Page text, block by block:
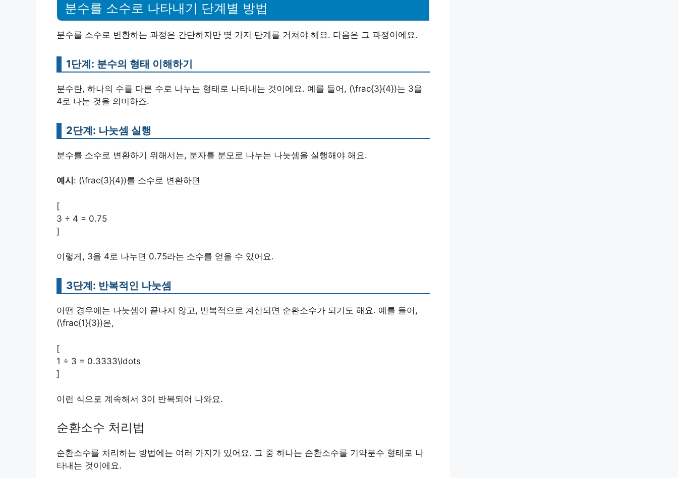
분수를 소수로 나타내기 단계별 방법
분수를 소수로 변환하는 과정은 간단하지만 몇 가지 단계를 거쳐야 해요. 다음은 그 과정이에요.
1단계: 분수의 형태 이해하기
분수란, 하나의 수를 다른 수로 나누는 형태로 나타내는 것이에요. 예를 들어, (\frac{3}{4})는 3을
4로 나눈 것을 의미하죠.
2단계: 나눗셈 실행
분수를 소수로 변환하기 위해서는, 분자를 분모로 나누는 나눗셈을 실행해야 해요.
예시 : (\frac{3}{4})를 소수로 변환하면
[
3 ÷ 4 = 0.75
]
이렇게, 3을 4로 나누면 0.75라는 소수를 얻을 수 있어요.
3단계: 반복적인 나눗셈
어떤 경우에는 나눗셈이 끝나지 않고, 반복적으로 계산되면 순환소수가 되기도 해요. 예를 들어,
(\frac{1}{3})은,
[
1 ÷ 3 = 0.3333\ldots
]
이런 식으로 계속해서 3이 반복되어 나와요.
순환소수 처리법
순환소수를 처리하는 방법에는 여러 가지가 있어요. 그 중 하나는 순환소수를 기약분수 형태로 나
타내는 것이에요.